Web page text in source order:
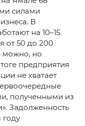
силами
В
на 10–15
от 50 до 200
можно, но
предприятия
не хватает
полученными из
Задолженность
году